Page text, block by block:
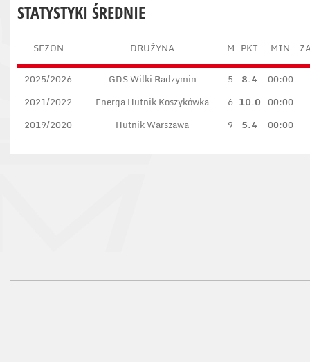
STATYSTYKI ŚREDNIE
SEZON DRUŻYNA M PKT MIN
2025/2026 GDS Wilki Radzymin 5 8.4
00:00
2021/2022
Energa Hutnik Koszykówka 6 10.0 00:00
2019/2020
Hutnik Warszawa 9 5.4 00:00